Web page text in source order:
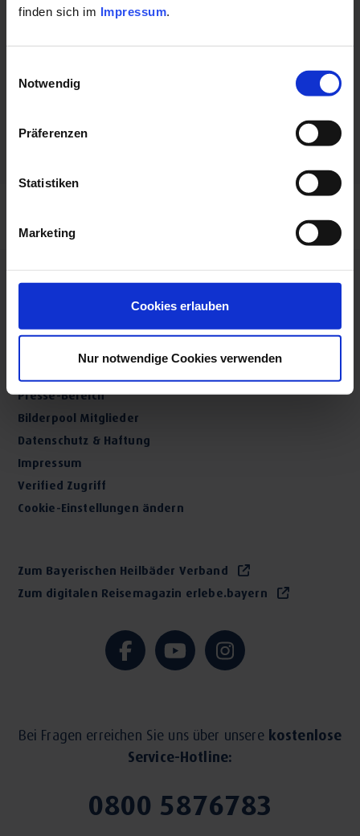
finden sich im Impressum
Notwendig
Präferenzen
Statistiken
Marketing
Cookies erlauben
Nur notwendige Cookies verwenden
Website:
laub-physio-ergo.de/
Presse-Bereich
Bilderpool Mitglieder
Datenschutz & Haftung
Impressum
Verified Zugriff
Cookie-Einstellungen ändern
Zum Bayerischen Heilbäder Verband
Zum digitalen Reisemagazin erlebe.bayern
Bei Fragen erreichen Sie uns über unsere kostenlose
Service-Hotline:
0800 5876783